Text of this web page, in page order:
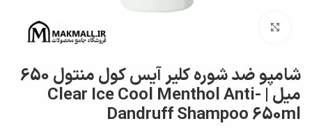
شامپو ضد شوره کلیر آیس کول منتول 650
میل | Clear Ice Cool Menthol Anti-
Dandruff Shampoo 650ml